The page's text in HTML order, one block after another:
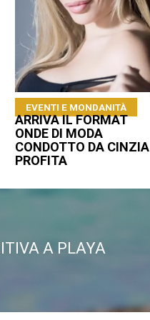
EVENTI E MONDANITÀ
ARRIVA IL FORMAT
ONDE DI MODA
CONDOTTO DA CINZIA
PROFITA
A PLAYA